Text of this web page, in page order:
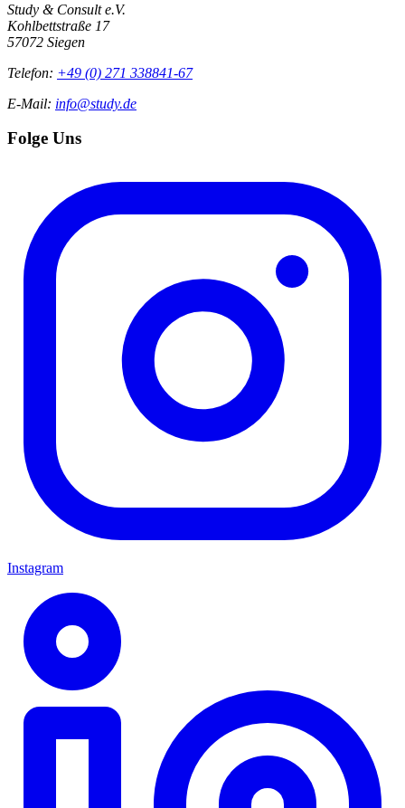
Study & Consult e.V.
Kohlbettstraße 17
57072 Siegen
Telefon: +49 (0) 271 338841-67
E-Mail: info@study.de
Folge Uns
Instagram